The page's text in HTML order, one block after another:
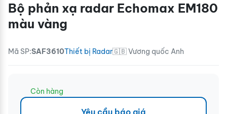
Bộ phản xạ radar Echomax EM180
màu vàng
Mã SP:SAF3610Thiết bị Radar🇬🇧 Vương quốc Anh
Còn hàng
Yêu cầu báo giá